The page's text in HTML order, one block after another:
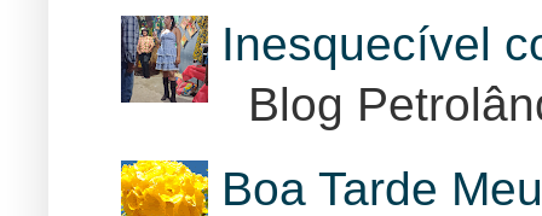
Inesquecível
Blog
Boa Tarde